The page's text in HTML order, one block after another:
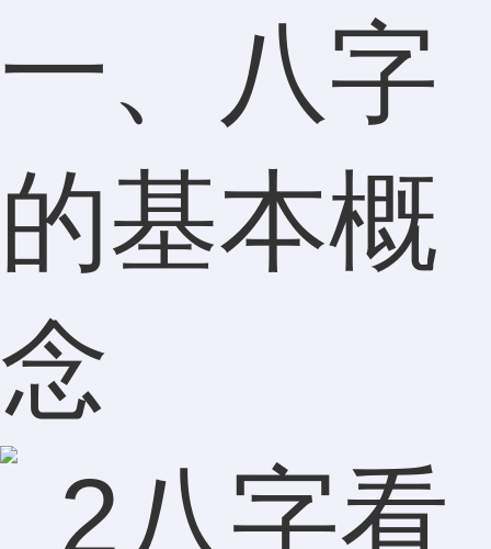
一、八字
的基本概
念